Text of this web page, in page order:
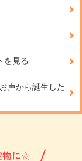
を見る
声から誕生した
物に☆